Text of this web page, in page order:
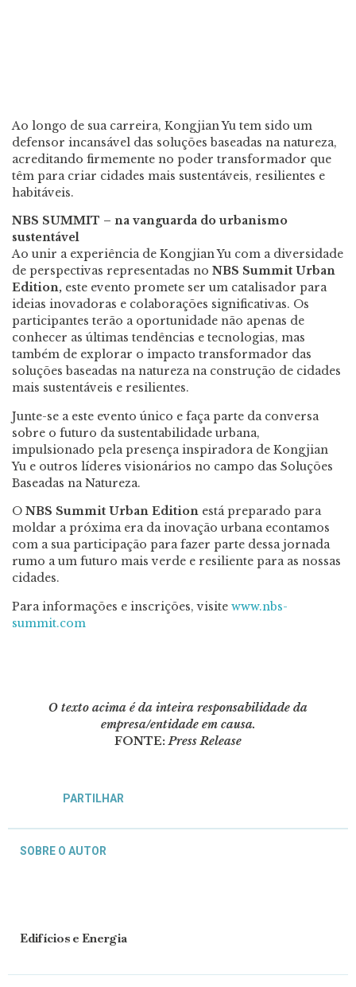
Ao longo de sua carreira, Kongjian Yu tem sido um
defensor incansável das soluções baseadas na natureza,
acreditando firmemente no poder transformador que
têm para criar cidades mais sustentáveis, resilientes e
habitáveis.
NBS SUMMIT – na vanguarda do urbanismo
sustentável
Ao unir a experiência de Kongjian Yu com a diversidade
de perspectivas representadas no NBS Summit Urban
Edition, este evento promete ser um catalisador para
ideias inovadoras e colaborações significativas. Os
participantes terão a oportunidade não apenas de
conhecer as últimas tendências e tecnologias, mas
também de explorar o impacto transformador das
soluções baseadas na natureza na construção de cidades
mais sustentáveis e resilientes.
Junte-se a este evento único e faça parte da conversa
sobre o futuro da sustentabilidade urbana,
impulsionado pela presença inspiradora de Kongjian
Yu e outros líderes visionários no campo das Soluções
Baseadas na Natureza.
O NBS Summit Urban Edition está preparado para
moldar a próxima era da inovação urbana econtamos
com a sua participação para fazer parte dessa jornada
rumo a um futuro mais verde e resiliente para as nossas
cidades.
Para informações e inscrições, visite www.nbs-
summit.com
O texto acima é da inteira responsabilidade da
empresa/entidade em causa.
FONTE:Press Release
PARTILHAR
SOBRE O AUTOR
Edifícios e Energia